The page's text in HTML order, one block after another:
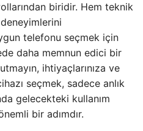
biridir. Hem teknik
telefonu seçmek için
daha memnun edici bir
ihtiyaçlarınıza ve
seçmek, sadece anlık
gelecekteki kullanım
bir adımdır.